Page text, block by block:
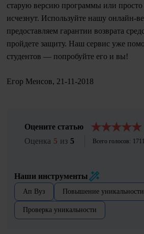
старую версию программы или просто
исчезнут. Используйте нашу онлайн-
предоставляем гарантии возврата
пройдете защиту. Наш сервис уже
студентов — попробуйте его и вы!
Егор Меисов, 21-11-2018
Оцените статью
Оценка 5 из 5 Всего голосов:
Наши инструменты
Ап Вуз Повышение уникальности
Проверка уникальности